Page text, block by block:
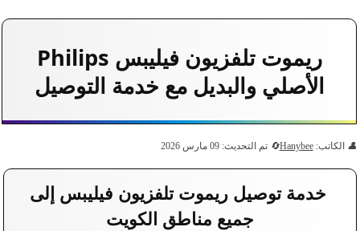
ريموت تلفزيون فيليبس Philips
الأصلي والبديل مع خدمة التوصيل
الكاتب:Hanybee تم التحديث: 09 مارس 2026
خدمة توصيل ريموت تلفزيون فيليبس إلى
جميع مناطق الكويت